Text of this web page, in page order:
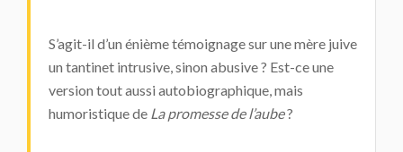
S’agit-il d’un énième témoignage sur une mère juive
un tantinet intrusive, sinon abusive ? Est-ce une
version tout aussi autobiographique, mais
humoristique de La promesse de l’aube?